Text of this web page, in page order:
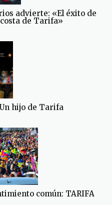
advierte: «El éxito de
de Tarifa»
hijo de Tarifa
común: TARIFA